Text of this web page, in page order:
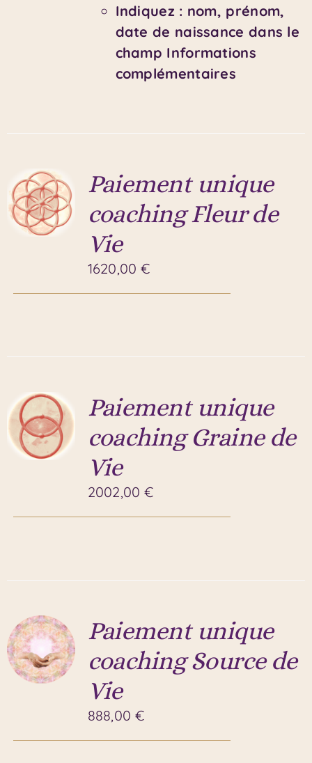
Indiquez : nom, prénom,
date de naissance dans le
champ Informations
complémentaires
Paiement unique
coaching Fleur de
Vie
1620,00 €
Paiement unique
coaching Graine de
Vie
2002,00 €
Paiement unique
coaching Source de
Vie
888,00 €